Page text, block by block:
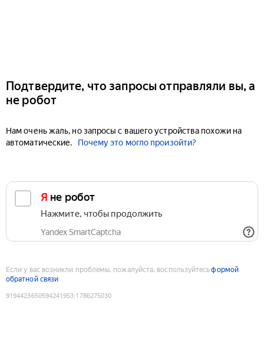
Подтвердите, что запросы отправляли вы, а
не робот
Нам очень жаль, но запросы с вашего устройства похожи на
автоматические.
Почему это могло произойти?
Я не робот
Нажмите, чтобы продолжить
Yandex SmartCaptcha
Если у вас возникли проблемы, пожалуйста, воспользуйтесьформой
обратной связи
9194423650594241953:1786275030